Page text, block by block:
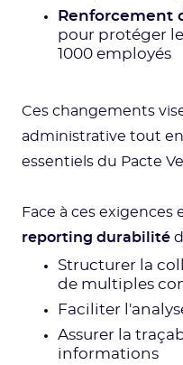
Renforcement
pour protéger
1000 employés
Ces changements
administrative tout
essentiels du Pacte
Face à ces exigences
reporting durabilité
Structurer la
de multiples
Faciliter
Assurer la
informations